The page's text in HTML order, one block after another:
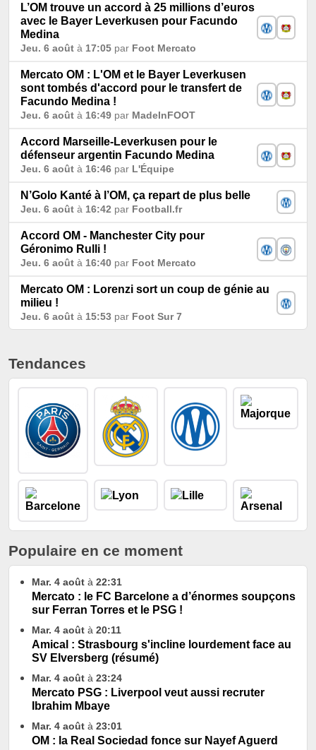
L’OM trouve un accord à 25 millions d’euros
avec le Bayer Leverkusen pour Facundo
Medina
Jeu. 6 août à 17:05 par Foot Mercato
Mercato OM : L'OM et le Bayer Leverkusen
sont tombés d'accord pour le transfert de
Facundo Medina !
Jeu. 6 août à 16:49 par MadeInFOOT
Accord Marseille-Leverkusen pour le
défenseur argentin Facundo Medina
Jeu. 6 août à 16:46 par L'Équipe
N’Golo Kanté à l’OM, ça repart de plus belle
Jeu. 6 août à 16:42 par Football.fr
Accord OM - Manchester City pour
Géronimo Rulli !
Jeu. 6 août à 16:40 par Foot Mercato
Mercato OM : Lorenzi sort un coup de génie au
milieu !
Jeu. 6 août à 15:53 par Foot Sur 7
Tendances
Populaire en ce moment
Mar. 4 août à 22:31
Mercato : le FC Barcelone a d’énormes soupçons
sur Ferran Torres et le PSG !
Mar. 4 août à 20:11
Amical : Strasbourg s'incline lourdement face au
SV Elversberg (résumé)
Mar. 4 août à 23:24
Mercato PSG : Liverpool veut aussi recruter
Ibrahim Mbaye
Mar. 4 août à 23:01
OM : la Real Sociedad fonce sur Nayef Aguerd